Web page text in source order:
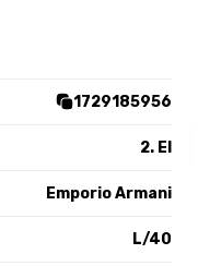
1729185956
2. El
Emporio Armani
L/40